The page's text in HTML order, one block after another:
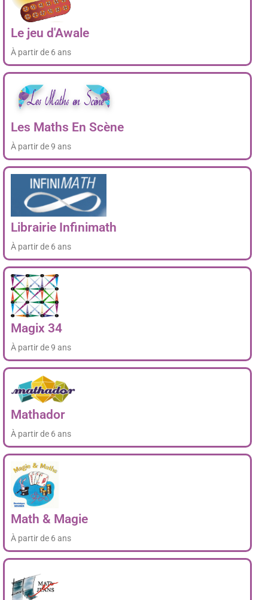
Le jeu d'Awale
À partir de 6 ans
Les Maths En Scène
À partir de 9 ans
Librairie Infinimath
À partir de 6 ans
Magix 34
À partir de 9 ans
Mathador
À partir de 6 ans
Math & Magie
À partir de 6 ans